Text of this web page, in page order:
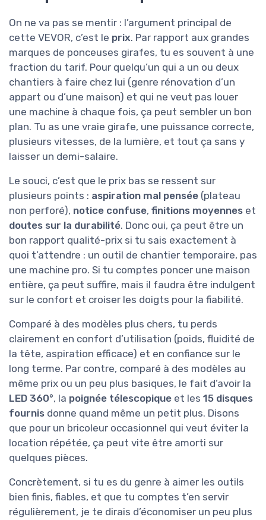
On ne va pas se mentir : l’argument principal de
cette VEVOR, c’est le prix. Par rapport aux grandes
marques de ponceuses girafes, tu es souvent à une
fraction du tarif. Pour quelqu’un qui a un ou deux
chantiers à faire chez lui (genre rénovation d’un
appart ou d’une maison) et qui ne veut pas louer
une machine à chaque fois, ça peut sembler un bon
plan. Tu as une vraie girafe, une puissance correcte,
plusieurs vitesses, de la lumière, et tout ça sans y
laisser un demi-salaire.
Le souci, c’est que le prix bas se ressent sur
plusieurs points : aspiration mal pensée (plateau
non perforé), notice confuse, finitions moyennes et
doutes sur la durabilité. Donc oui, ça peut être un
bon rapport qualité-prix si tu sais exactement à
quoi t’attendre : un outil de chantier temporaire, pas
une machine pro. Si tu comptes poncer une maison
entière, ça peut suffire, mais il faudra être indulgent
sur le confort et croiser les doigts pour la fiabilité.
Comparé à des modèles plus chers, tu perds
clairement en confort d’utilisation (poids, fluidité de
la tête, aspiration efficace) et en confiance sur le
long terme. Par contre, comparé à des modèles au
même prix ou un peu plus basiques, le fait d’avoir la
LED 360°, la poignée télescopique et les 15 disques
fournis donne quand même un petit plus. Disons
que pour un bricoleur occasionnel qui veut éviter la
location répétée, ça peut vite être amorti sur
quelques pièces.
Concrètement, si tu es du genre à aimer les outils
bien finis, fiables, et que tu comptes t’en servir
régulièrement, je te dirais d’économiser un peu plus